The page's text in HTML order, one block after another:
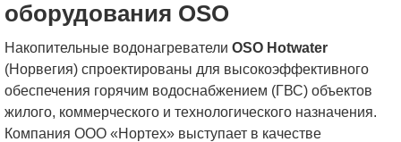
оборудования OSO
Накопительные водонагреватели OSO Hotwater
(Норвегия) спроектированы для высокоэффективного
обеспечения горячим водоснабжением (ГВС) объектов
жилого, коммерческого и технологического назначения.
Компания ООО «Нортех» выступает в качестве